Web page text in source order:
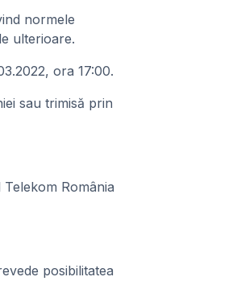
normele
ulterioare.
ora 17:00.
sau trimisă prin
România
posibilitatea